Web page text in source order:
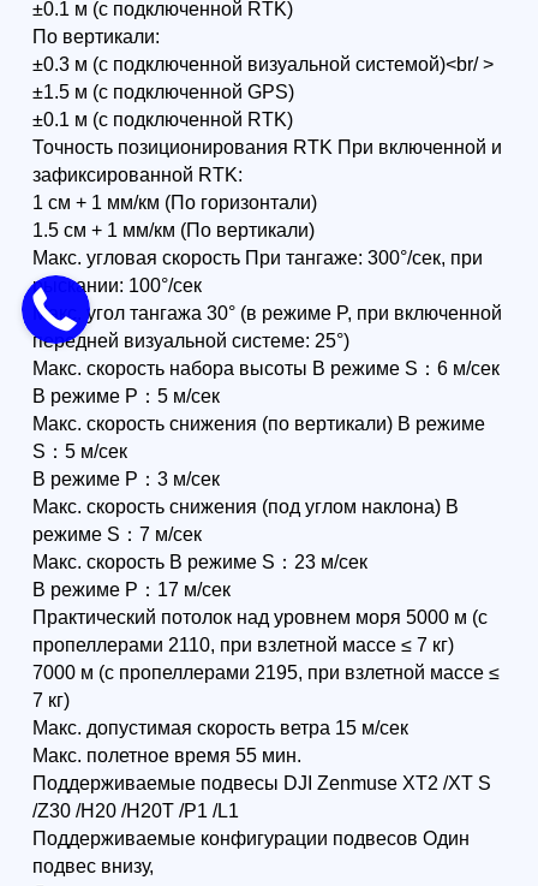
4. Какое количество
времени потребуется
на полную зарядку
полетных
аккумуляторов TB60?
5. Если для зарядки
аккумуляторов
используется
зарядный хаб, то
сколько источников
питания можно
подключить к нему
одновременно?
6. Каковы
рекомендации по
эксплуатации батарей
TB60?
7. Допускается ли
эксплуатация
аккумуляторов TB60
при низких
температурах?